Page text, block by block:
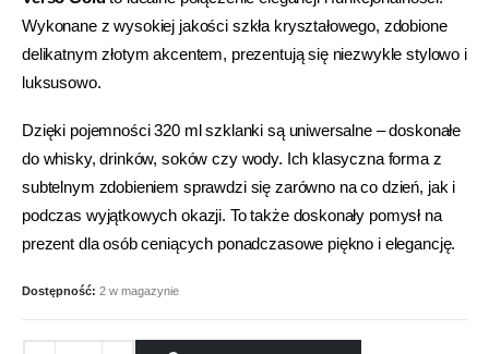
Wykonane z wysokiej jakości szkła kryształowego, zdobione
delikatnym złotym akcentem, prezentują się niezwykle stylowo i
luksusowo.
Dzięki pojemności 320 ml szklanki są uniwersalne – doskonałe
do whisky, drinków, soków czy wody. Ich klasyczna forma z
subtelnym zdobieniem sprawdzi się zarówno na co dzień, jak i
podczas wyjątkowych okazji. To także doskonały pomysł na
prezent dla osób ceniących ponadczasowe piękno i elegancję.
Dostępność: 2 w magazynie